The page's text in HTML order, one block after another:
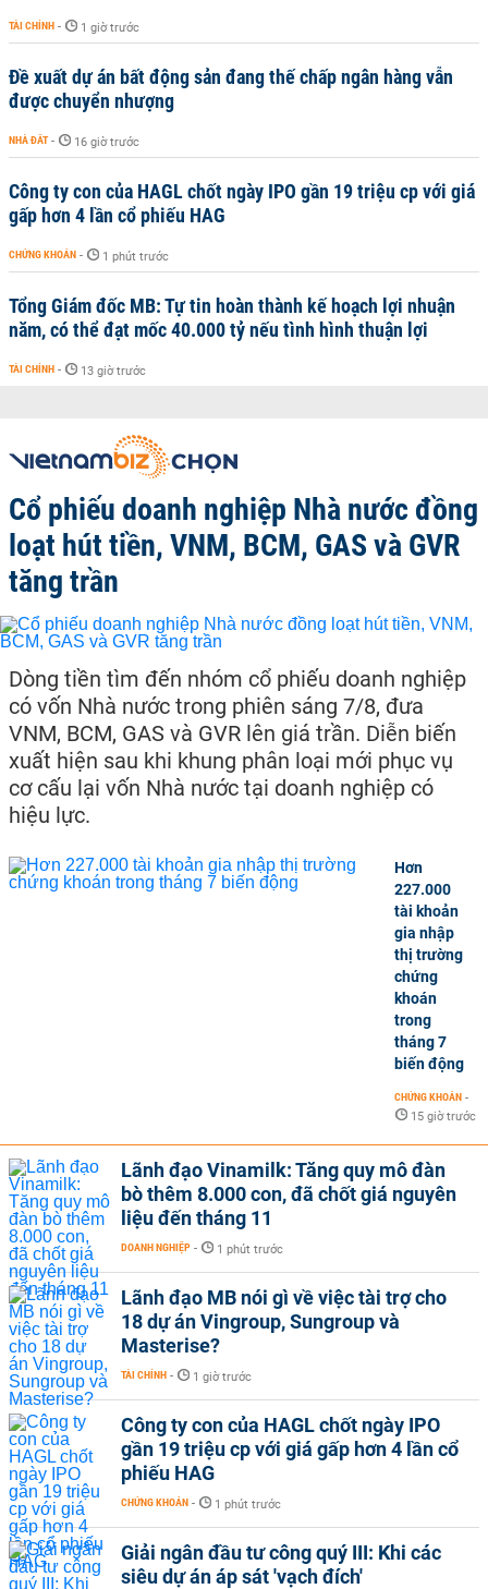
TÀI CHÍNH - 1 giờ trước
Đề xuất dự án bất động sản đang thế chấp ngân hàng vẫn
được chuyển nhượng
NHÀ ĐẤT - 16 giờ trước
Công ty con của HAGL chốt ngày IPO gần 19 triệu cp với giá
gấp hơn 4 lần cổ phiếu HAG
CHỨNG KHOÁN - 1 phút trước
Tổng Giám đốc MB: Tự tin hoàn thành kế hoạch lợi nhuận
năm, có thể đạt mốc 40.000 tỷ nếu tình hình thuận lợi
TÀI CHÍNH - 13 giờ trước
Cổ phiếu doanh nghiệp Nhà nước đồng
loạt hút tiền, VNM, BCM, GAS và GVR
tăng trần
Dòng tiền tìm đến nhóm cổ phiếu doanh nghiệp
có vốn Nhà nước trong phiên sáng 7/8, đưa
VNM, BCM, GAS và GVR lên giá trần. Diễn biến
xuất hiện sau khi khung phân loại mới phục vụ
cơ cấu lại vốn Nhà nước tại doanh nghiệp có
hiệu lực.
Hơn
227.000
tài khoản
gia nhập
thị trường
chứng
khoán
trong
tháng 7
biến động
CHỨNG KHOÁN -
15 giờ trước
Lãnh đạo Vinamilk: Tăng quy mô đàn
bò thêm 8.000 con, đã chốt giá nguyên
liệu đến tháng 11
DOANH NGHIỆP - 1 phút trước
Lãnh đạo MB nói gì về việc tài trợ cho
18 dự án Vingroup, Sungroup và
Masterise?
TÀI CHÍNH - 1 giờ trước
Công ty con của HAGL chốt ngày IPO
gần 19 triệu cp với giá gấp hơn 4 lần cổ
phiếu HAG
CHỨNG KHOÁN - 1 phút trước
Giải ngân đầu tư công quý III: Khi các
siêu dự án áp sát 'vạch đích'